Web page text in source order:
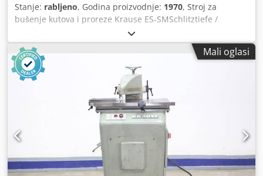
Stanje: rabljeno, Godina proizvodnje: 1970, Stroj za
bušenje kutova i proreze Krause ES-SMSchlitztiefe /
Dubina proreza 220 mm Hod 30mm Dubina izbacivanja
kuta 220 mm Online video pregled putem Skype videa Bili
bismo jako zadovoljni vašim posjetom - više strojeva na
zalihi Odmah dostupno - može se pogledati Crodpfsi Dx
Nnex Ag Usf Na zalihama Emskirchen / Nürnberg - Može
Mali oglasi